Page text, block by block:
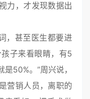
力，才发现数据出
甚至医生都要进
孩子来看眼睛，有5
50%。”周兴说，
营销人员，离职的